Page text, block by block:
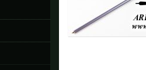
Sollte Ihr Land nicht verfübar sein,